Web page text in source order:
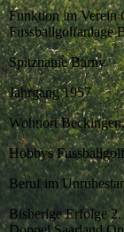
Funktion im Verein
Fussballgolfanlage
SpitznameBarny
Jahrgang1957
Wohnort
Hobbys
Berufim
Bisherige Erfolge 2.